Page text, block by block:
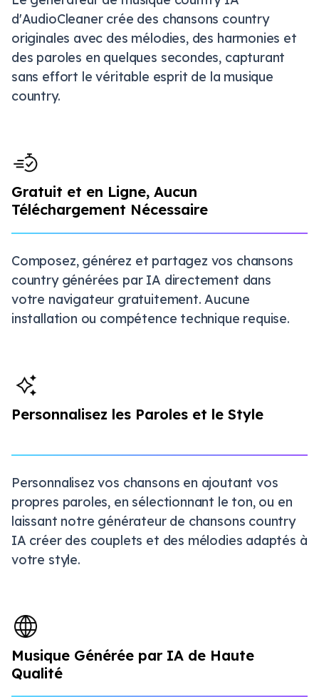
d'AudioCleaner crée des chansons country
originales avec des mélodies, des harmonies et
des paroles en quelques secondes, capturant
sans effort le véritable esprit de la musique
country.
Gratuit et en Ligne, Aucun
Téléchargement Nécessaire
Composez, générez et partagez vos chansons
country générées par IA directement dans
votre navigateur gratuitement. Aucune
installation ou compétence technique requise.
Personnalisez les Paroles et le Style
Personnalisez vos chansons en ajoutant vos
propres paroles, en sélectionnant le ton, ou en
laissant notre générateur de chansons country
IA créer des couplets et des mélodies adaptés à
votre style.
Musique Générée par IA de Haute
Qualité